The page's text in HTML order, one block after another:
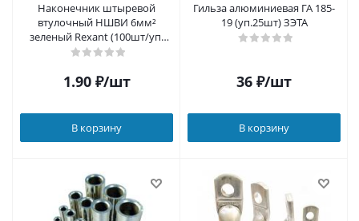
Наконечник штыревой
втулочный НШВИ 6мм²
зеленый Rexant (100шт/уп)
(08-0823)
1.90₽/шт
В корзину
Гильза алюминиевая ГА 185-
19 (уп.25шт) ЗЭТА
36 ₽/шт
В корзину